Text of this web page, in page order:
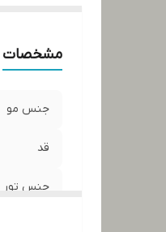
مشخصات
جنس مو
قد
جنس تور